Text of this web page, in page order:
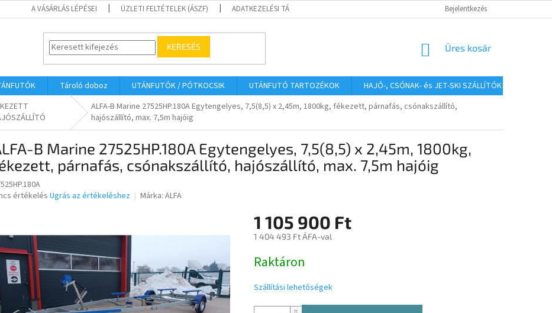
A VÁSÁRLÁS LÉPÉSEI ÜZLETI FELTÉTELEK (ÁSZF) ADATKEZELÉSI TÁJÉKOZTATÓ Bejelentkezés
KERESÉS KOSÁR
Üres kosár
Tároló doboz UTÁNFUTÓK / PÓTKOCSIK UTÁNFUTÓ TARTOZÉKOK HAJÓ-, CSÓNAK- és JET-SKI SZÁLLÍTÓK
ALFA-B Marine 27525HP.180A Egytengelyes, 7,5(8,5) x 2,45m, 1800kg, fékezett, párnafás, csónakszállító,
hajószállító, max. 7,5m hajóig
B Marine 27525HP.180A Egytengelyes, 7,5(8,5) x 2,45m, 1800kg,
párnafás, csónakszállító, hajószállító, max. 7,5m hajóig
értékelésUgrás az értékeléshez Márka: ALFA
1 105 900 Ft
1 404 493 Ft ÁFA-val
Raktáron
Szállítási lehetőségek